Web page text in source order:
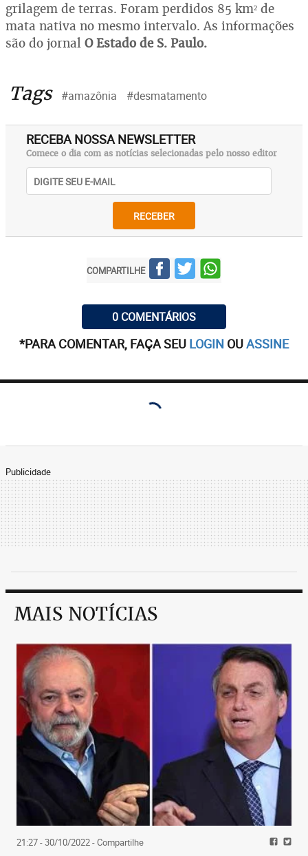
grilagem de terras. Foram perdidos 85 km² de
mata nativa no mesmo intervalo. As informações
são do jornal O Estado de S. Paulo.
Tags #amazônia #desmatamento
RECEBA NOSSA NEWSLETTER
Comece o dia com as notícias selecionadas pelo nosso editor
RECEBER
COMPARTILHE
0 COMENTÁRIOS
*PARA COMENTAR, FAÇA SEU LOGIN OUASSINE
Publicidade
MAIS NOTÍCIAS
21:27 - 30/10/2022- Compartilhe